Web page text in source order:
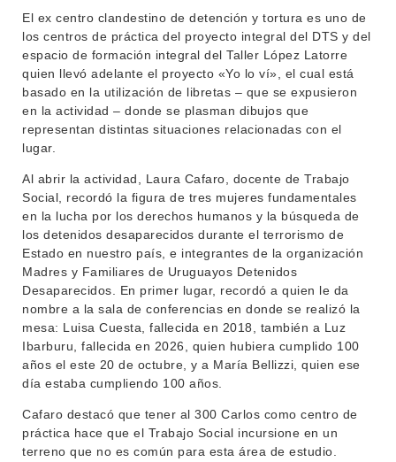
INSTITUCIONAL
DEPARTAMENTOS
ENSEÑANZA
INVESTIGACIÓN
EXTENSIÓN
SERVICIOS
LLAMADOS
NOTICIAS
CONTACTO
EVA FCS
POSGRADOS
EDUCACIÓN PERMANENTE
MOVILIDAD ACADÉMICA
BIBLIOTECA
El ex centro clandestino de detención y tortura es uno de
los centros de práctica del proyecto integral del DTS y del
espacio de formación integral del Taller López Latorre
quien llevó adelante el proyecto «Yo lo ví», el cual está
basado en la utilización de libretas – que se expusieron
en la actividad – donde se plasman dibujos que
representan distintas situaciones relacionadas con el
lugar.
Al abrir la actividad, Laura Cafaro, docente de Trabajo
Social, recordó la figura de tres mujeres fundamentales
en la lucha por los derechos humanos y la búsqueda de
los detenidos desaparecidos durante el terrorismo de
Estado en nuestro país, e integrantes de la organización
Madres y Familiares de Uruguayos Detenidos
Desaparecidos. En primer lugar, recordó a quien le da
nombre a la sala de conferencias en donde se realizó la
mesa: Luisa Cuesta, fallecida en 2018, también a Luz
Ibarburu, fallecida en 2026, quien hubiera cumplido 100
años el este 20 de octubre, y a María Bellizzi, quien ese
día estaba cumpliendo 100 años.
Cafaro destacó que tener al 300 Carlos como centro de
práctica hace que el Trabajo Social incursione en un
terreno que no es común para esta área de estudio.